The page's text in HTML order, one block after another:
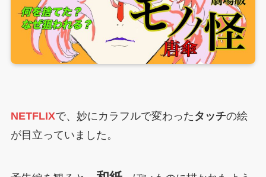
NETFLIXで、妙にカラフルで変わった タッチの絵
が目立っていました。